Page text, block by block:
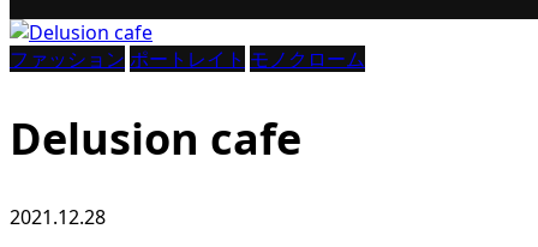
ファッション ポートレイト モノクローム
Delusion cafe
2021.12.28